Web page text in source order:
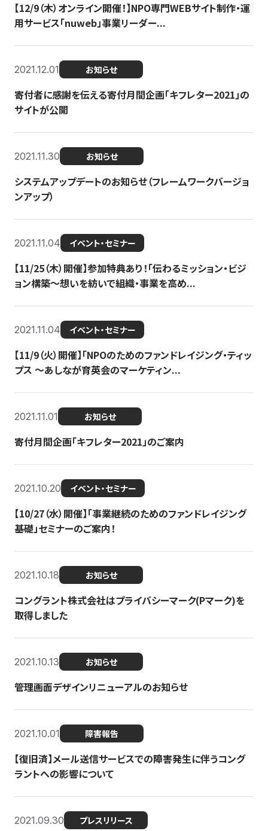
【12/9（木）オンライン開催！】NPO専門WEBサイト制作・運
用サービス「nuweb」事業リーダー...
2021.12.01 お知らせ
寄付者に感謝を伝える寄付月間企画「キフレター2021」の
サイトが公開
2021.11.30 お知らせ
システムアップデートのお知らせ（フレームワークバージョ
ンアップ）
2021.11.04 イベント・セミナー
【11/25（木）開催】参加特典あり！「伝わるミッション・ビジ
ョン構築〜想いを紡いで組織・事業を高め...
2021.11.04 イベント・セミナー
【11/9（火）開催】「NPOのためのファンドレイジング・ティッ
プス 〜あしなが育英会のマーケティン...
2021.11.01 お知らせ
寄付月間企画「キフレター2021」のご案内
2021.10.20 イベント・セミナー
【10/27（水）開催】「事業継続のためのファンドレイジング
基礎」セミナーのご案内！
2021.10.18 お知らせ
コングラント株式会社はプライバシーマーク(Pマーク)を
取得しました
2021.10.13 お知らせ
管理画面デザインリニューアルのお知らせ
2021.10.01 障害報告
【復旧済】メール送信サービスでの障害発生に伴うコング
ラントへの影響について
2021.09.30 プレスリリース